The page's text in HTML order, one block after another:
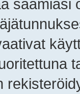
saamiasi